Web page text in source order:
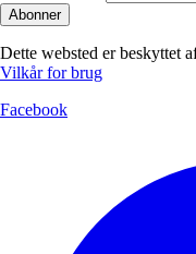
Abonner
Dette websted er beskyttet
Vilkår for brug
Facebook